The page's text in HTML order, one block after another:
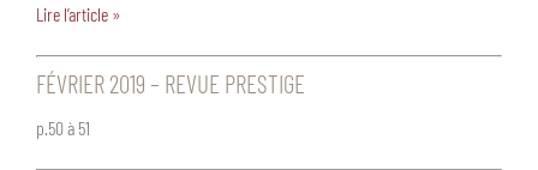
Lire l’article »
FÉVRIER 2019 – REVUE PRESTIGE
p.50 à 51